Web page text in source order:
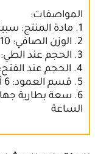
المواصفات:
1. مادة المنتج: سبيكة ألومنيوم + ABS
2. الوزن الصافي: 310 جرام
3. الحجم عند الطي: 323 مم
4. الحجم عند الفتح: 1750 مم
5. قسم العمود: 6 أقسام
الساعة